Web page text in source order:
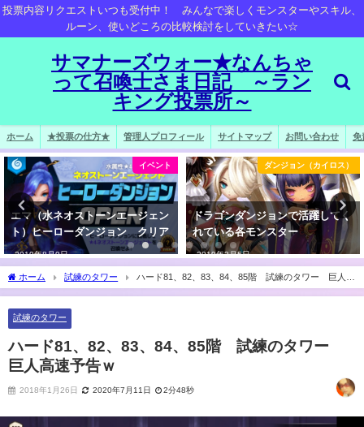
投票内容リクエストいつも受付中！ みんなで楽しくモンスターやスキル、
ルーン、使いどころの比較検討をしていきたい☆
サマナーズウォー★なんちゃ
って召喚士さま日記 ～ラン
キング投票所～
ホーム ★投票の仕方★ 管理人プロフィール サイトマップ お問い合わせ 免
イベント
エマ（水ネオストーンエージェン
ト）ヒーローダンジョン クリア
2019年8月9日
ダンジョン（カイロス）
ドラゴンダンジョンで活躍してく
れている各モンスター
2019年3月5日
ホーム 試練のタワー
ハード81、82、83、84、85階 試練のタワー 巨人高
速予告ｗ
試練のタワー
ハード81、82、83、84、85階 試練のタワー
巨人高速予告ｗ
2018年1月26日 2020年7月11日 2分48秒